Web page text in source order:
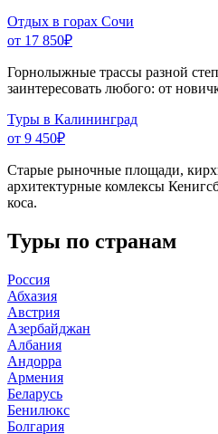
Отдых в горах Сочи
от 17 850₽
Горнолыжные трассы разной
заинтересовать любого: от
Туры в Калининград
от 9 450₽
Старые рыночные площади,
архитектурные комлексы
коса.
Туры по странам
Россия
Абхазия
Австрия
Азербайджан
Албания
Андорра
Армения
Беларусь
Бенилюкс
Болгария